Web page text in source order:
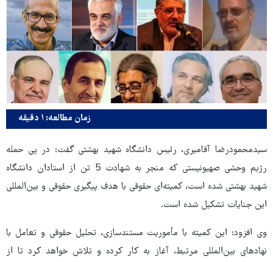
زمان مطالعه: ۱ دقیقه
سیدمحمودرضا آقامیری، رئیس دانشگاه شهید بهشتی گفت: در پی حمله
رژیم وحشی صهیونیستی که منجر به شهادت 5 تن از استادان دانشگاه
شهید بهشتی شده است، کمیته‌ای حقوقی با هدف پیگیری حقوقی و بین‌المللی
این جنایات تشکیل شده است.
وی افزود: این کمیته با مأموریت مستندسازی، تحلیل حقوقی و تعامل با
نهادهای بین‌المللی مرتبط، آغاز به کار کرده و تلاش خواهد کرد تا از